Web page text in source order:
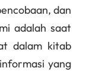
dan
adalah saat
dalam kitab
yang